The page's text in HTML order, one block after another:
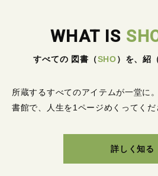
WHAT IS
すべての 図書 （SHO） を、紹
所蔵するすべてのアイテムが一堂に。
書館で、人生を1ページめくってくだ
詳しく知る